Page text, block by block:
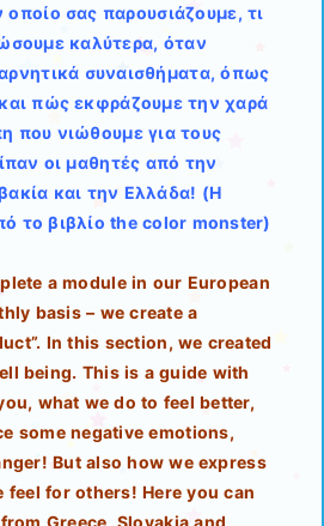
σας παρουσιάζουμε, τι
καλύτερα, όταν
συναισθήματα, όπως
πώς εκφράζουμε την χαρά
που νιώθουμε για τους
οι μαθητές από την
και την Ελλάδα! (Η
το βιβλίο the color monster)
a module in our European
basis – we create a
In this section, we created
being. This is a guide with
what we do to feel better,
some negative emotions,
But also how we express
feel for others! Here you can
Greece, Slovakia and